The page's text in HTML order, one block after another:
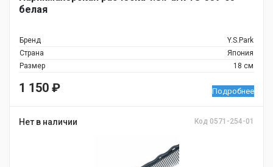
белая
Бренд
Y.S.Park
Страна
Япония
Размер
18 см
1 150 ₽ Подробнее
Нет в наличии Код 0571-254-01